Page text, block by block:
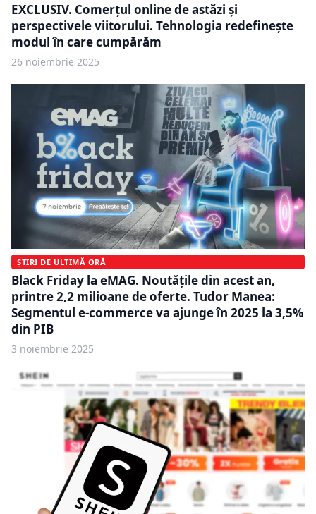
EXCLUSIV. Comerțul online de astăzi și
perspectivele viitorului. Tehnologia redefinește
modul în care cumpărăm
26 noiembrie 2025
ȘTIRI DE ULTIMĂ ORĂ
Black Friday la eMAG. Noutățile din acest an,
printre 2,2 milioane de oferte. Tudor Manea:
Segmentul e-commerce va ajunge în 2025 la 3,5%
din PIB
3 noiembrie 2025